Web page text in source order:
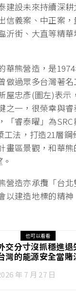
建設未來持續深
信義案、中正案
沂街、大直等精
華熊營造，是
做過眾多台灣著
屋忠彥(圖左)表示
之一，很榮幸與
「睿泰曜」為SRC
工法，打造21層
畫區景觀，和華
營造亦承攬「台
以建造地標的精
也可以看看
交分寸沒抓穩進
灣的能源安全當賭
年 7 月 27 日